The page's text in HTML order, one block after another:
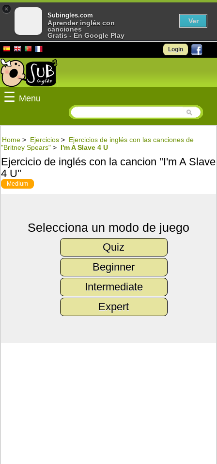
Login
☰ Menu
Home > Ejercicios > Ejercicios de inglés con las canciones de
"Britney Spears" > I'm A Slave 4 U
Ejercicio de inglés con la cancion "I'm A Slave
4 U"
Medium
Selecciona un modo de juego
Quiz
Beginner
Intermediate
Expert
×
Subingles.com
Aprender inglés con
canciones
Gratis - En Google Play
Ver